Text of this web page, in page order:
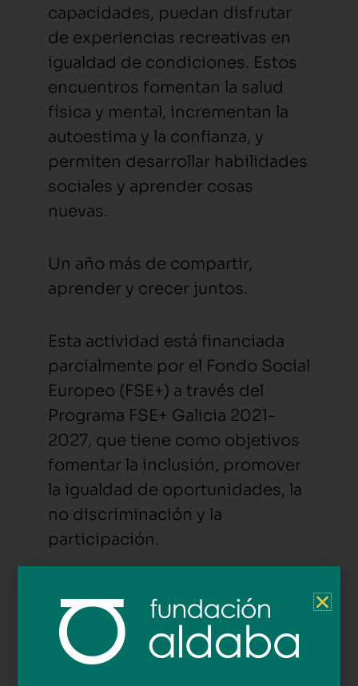
capacidades, puedan disfrutar
de experiencias recreativas en
igualdad de condiciones. Estos
encuentros fomentan la salud
física y mental, incrementan la
autoestima y la confianza, y
permiten desarrollar habilidades
sociales y aprender cosas
nuevas.
Un año más de compartir,
aprender y crecer juntos.
Esta actividad está financiada
parcialmente por el Fondo Social
Europeo (FSE+) a través del
Programa FSE+ Galicia 2021-
2027, que tiene como objetivos
fomentar la inclusión, promover
la igualdad de oportunidades, la
no discriminación y la
participación.
CONTIGO en Ourense
organizou, unha comida para
celebrar un ano máis de